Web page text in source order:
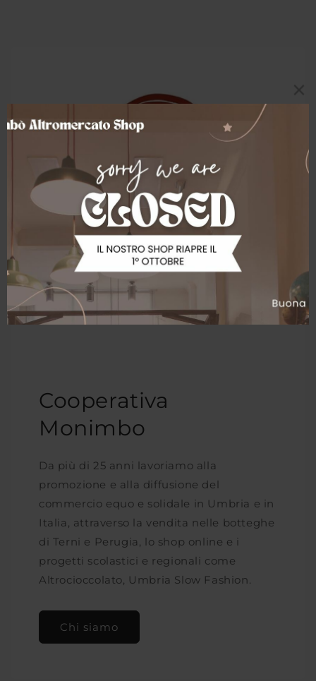
Cooperativa
Monimbo
Da più di 25 anni lavoriamo alla
promozione e alla diffusione del
commercio equo e solidale in Umbria e in
Italia, attraverso la vendita nelle botteghe
di Terni e Perugia, lo shop online e i
progetti scolastici e regionali come
Altrocioccolato, Umbria Slow Fashion.
Chi siamo